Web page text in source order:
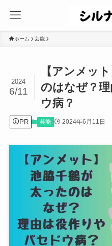
ホーム 芸能
【アンメッ
のはなぜ？
ウ病？
2024
6/11
PR 芸能 2024年6月11日